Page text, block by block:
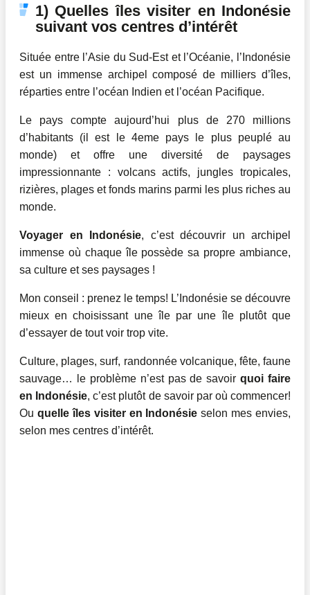
1) Quelles îles visiter en Indonésie
suivant vos centres d’intérêt
Située entre l’Asie du Sud-Est et l’Océanie, l’Indonésie
est un immense archipel composé de milliers d’îles,
réparties entre l’océan Indien et l’océan Pacifique.
Le pays compte aujourd’hui plus de 270 millions
d’habitants (il est le 4eme pays le plus peuplé au
monde) et offre une diversité de paysages
impressionnante : volcans actifs, jungles tropicales,
rizières, plages et fonds marins parmi les plus riches au
monde.
Voyager en Indonésie, c’est découvrir un archipel
immense où chaque île possède sa propre ambiance,
sa culture et ses paysages !
Mon conseil : prenez le temps! L’Indonésie se découvre
mieux en choisissant une île par une île plutôt que
d’essayer de tout voir trop vite.
Culture, plages, surf, randonnée volcanique, fête, faune
sauvage… le problème n’est pas de savoirquoi faire
en Indonésie, c’est plutôt de savoir par où commencer!
Ou quelle îles visiter en Indonésie selon mes envies,
selon mes centres d’intérêt.